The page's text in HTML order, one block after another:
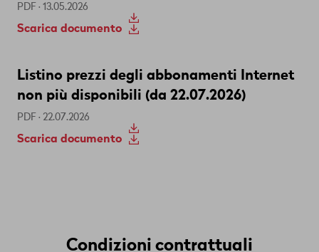
PDF · 13.05.2026
Scarica documento
Listino prezzi degli abbonamenti Internet
non più disponibili (da 22.07.2026)
PDF · 22.07.2026
Scarica documento
Condizioni contrattuali